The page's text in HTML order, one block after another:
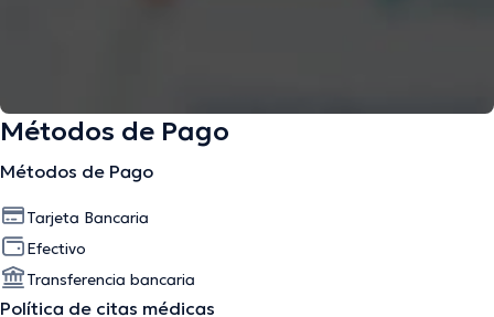
Métodos de Pago
Métodos de Pago
Tarjeta Bancaria
Efectivo
Transferencia bancaria
Política de citas médicas